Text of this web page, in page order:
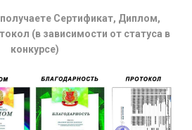
Сертификат, Диплом,
(в зависимости от статуса в
конкурсе)